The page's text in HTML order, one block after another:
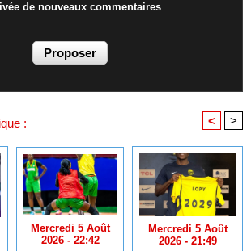
de nouveaux commentaires
: < >
Mercredi 5 Août
2026 - 22:42
Mercredi 5 Août
2026 - 21:49